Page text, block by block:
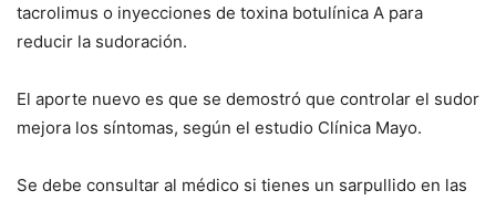
tacrolimus o inyecciones de toxina botulínica A para
reducir la sudoración.
El aporte nuevo es que se demostró que controlar el sudor
mejora los síntomas, según el estudio Clínica Mayo.
Se debe consultar al médico si tienes un sarpullido en las